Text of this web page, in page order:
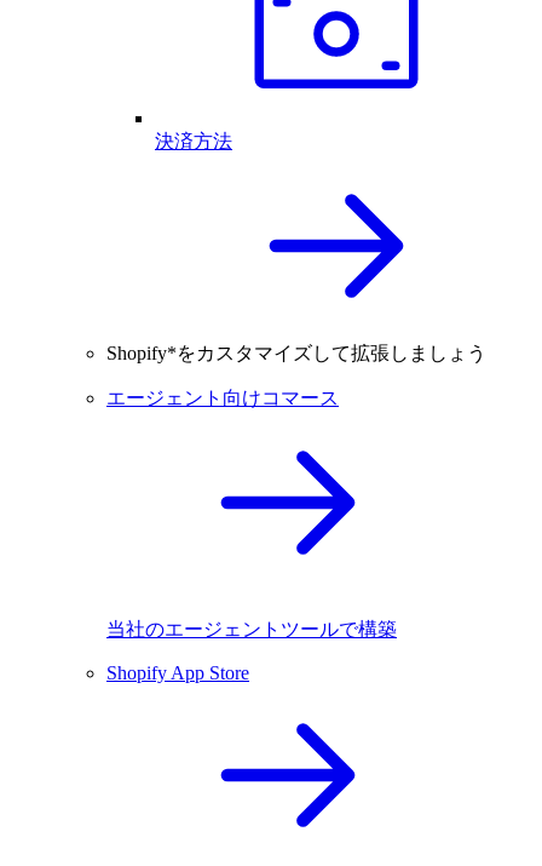
決済方法
Shopify*をカスタマイズして拡張しましょう
エージェント向けコマース
当社のエージェントツールで構築
Shopify App Store